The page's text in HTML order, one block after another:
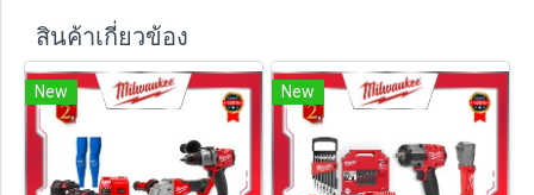
สินค้าเกี่ยวข้อง
New New